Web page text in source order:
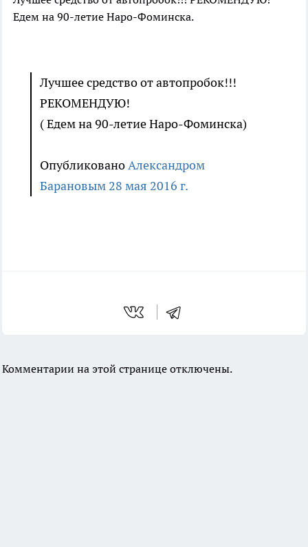
Едем на 90-летие Наро-Фоминска.
Лучшее средство от автопробок!!!
РЕКОМЕНДУЮ!
( Едем на 90-летие Наро-Фоминска)
ОпубликованоАлександром
Барановым 28 мая 2016 г.
Комментарии на этой странице отключены.